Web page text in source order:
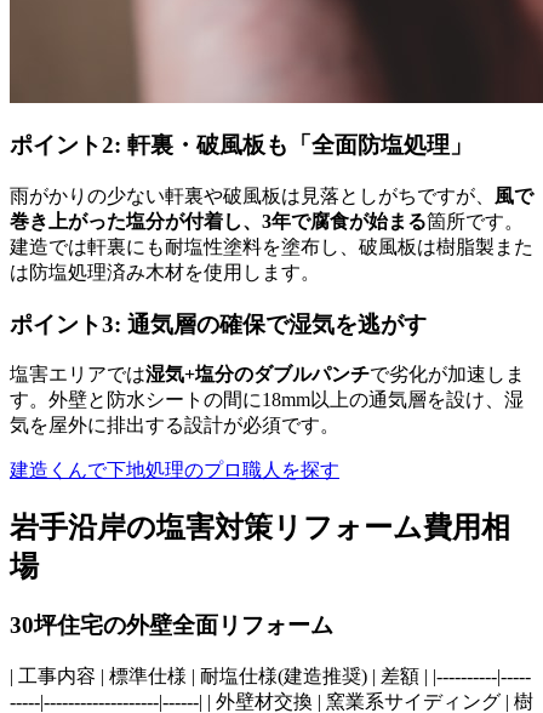
ポイント2: 軒裏・破風板も「全面防塩処理」
雨がかりの少ない軒裏や破風板は見落としがちですが、 風で
巻き上がった塩分が付着し、3年で腐食が始まる箇所です。
建造では軒裏にも耐塩性塗料を塗布し、破風板は樹脂製また
は防塩処理済み木材を使用します。
ポイント3: 通気層の確保で湿気を逃がす
塩害エリアでは湿気+塩分のダブルパンチで劣化が加速しま
す。外壁と防水シートの間に18mm以上の通気層を設け、湿
気を屋外に排出する設計が必須です。
建造くんで下地処理のプロ職人を探す
岩手沿岸の塩害対策リフォーム費用相
場
30坪住宅の外壁全面リフォーム
| 工事内容 | 標準仕様 | 耐塩仕様(建造推奨) | 差額 | |----------|-----
-----|-------------------|------| | 外壁材交換 | 窯業系サイディング | 樹